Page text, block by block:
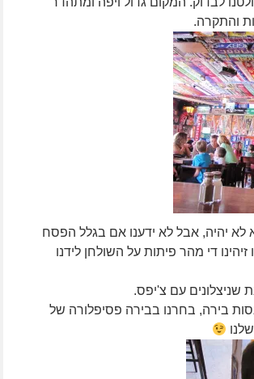
והתקרה.
לא יהיה, אבל לא ידענו אם בגלל הפסח
די מהר פיתות על השולחן לידנו
בירה, בחרנו בבירה פסיפלורה של